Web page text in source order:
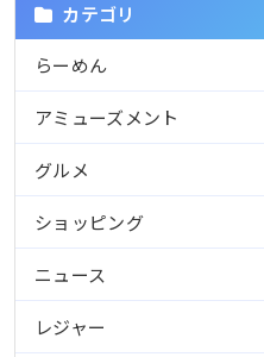
カテゴリ
らーめん
アミューズメント
グルメ
ショッピング
ニュース
レジャー